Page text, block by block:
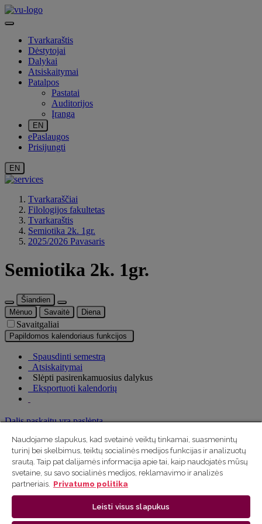
Tvarkaraštis
Dėstytojai
Dalykai
Atsiskaitymai
Patalpos
Pastatai
Auditorijos
Įranga
EN
ePaslaugos
Prisijungti
EN
Tvarkaraščiai
Filologijos fakultetas
Tvarkaraštis
Semiotika 2k. 1gr.
2025/2026 Pavasaris
Semiotika 2k. 1gr.
Šiandien
Mėnuo
Savaitė Diena
Savaitgaliai
Papildomos kalendoriaus funkcijos
Spausdinti semestrą
Atsiskaitymai
Slėpti pasirenkamuosius dalykus
Eksportuoti kalendorių
Dalis paskaitų yra paslėpta
Rodyti pasirenkamuosius dalykus
Pažymėti visus
Fenomenologijos pagrindai
Intertekstualumas: teorija ir praktika
Naudojame slapukus, kad svetainė veiktų tinkamai, suasmenintų
turinį bei skelbimus, teiktų socialinės medijos funkcijas ir analizuotų
srautą. Taip pat dalijamės informacija apie tai, kaip naudojatės mūsų
svetaine, su savo socialinės medijos, reklamavimo ir analizės
partneriais. Privatumo politika
Leisti visus slapukus